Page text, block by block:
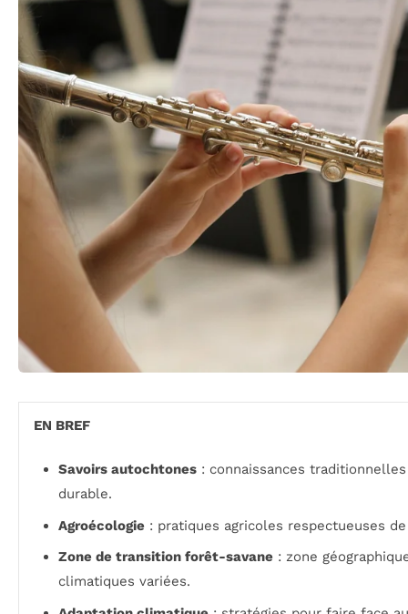
EN BREF
Savoirs autochtones : connaissances
durable.
Agroécologie : pratiques agricoles respectueuses
Zone de transition forêt-savane : zone
climatiques variées.